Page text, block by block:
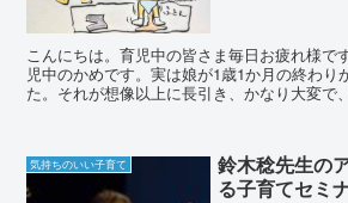
こんにちは。育児中の皆さま毎日お疲れ様で
児中のかめです。実は娘が1歳1か月の終わり
た。それが想像以上に長引き、かなり大変で
気持ちのいい子育て
鈴木稔先生の
る子育てセミ